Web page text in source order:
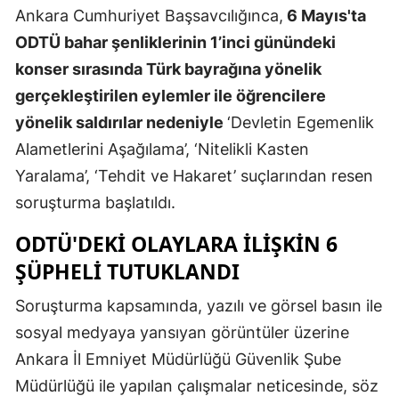
Elazığ
Erzincan
Eskişehir
Gümüşhane
Hatay
Mersin
Ankara Cumhuriyet Başsavcılığınca, 6 Mayıs'ta
ODTÜ bahar şenliklerinin 1’inci günündeki
konser sırasında Türk bayrağına yönelik
gerçekleştirilen eylemler ile öğrencilere
yönelik saldırılar nedeniyle ‘Devletin Egemenlik
Alametlerini Aşağılama’, ‘Nitelikli Kasten
Yaralama’, ‘Tehdit ve Hakaret’ suçlarından resen
soruşturma başlatıldı.
ODTÜ'DEKİ OLAYLARA İLİŞKİN 6
ŞÜPHELİ TUTUKLANDI
Soruşturma kapsamında, yazılı ve görsel basın ile
sosyal medyaya yansıyan görüntüler üzerine
Ankara İl Emniyet Müdürlüğü Güvenlik Şube
Müdürlüğü ile yapılan çalışmalar neticesinde, söz